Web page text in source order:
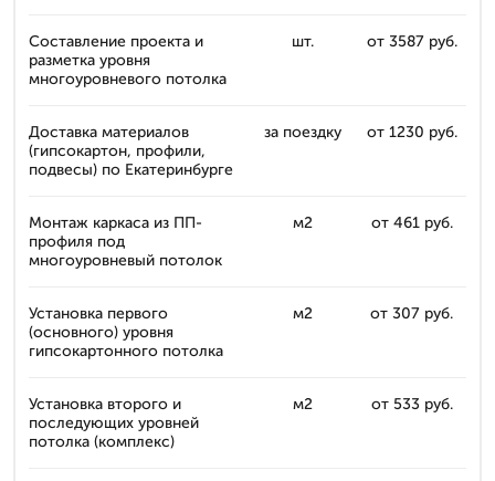
Составление проекта и
разметка уровня
многоуровневого потолка
шт. от 3587 руб.
Доставка материалов
(гипсокартон, профили,
подвесы) по Екатеринбурге
за поездку от 1230 руб.
Монтаж каркаса из ПП-
профиля под
многоуровневый потолок
м2 от 461 руб.
Установка первого
(основного) уровня
гипсокартонного потолка
м2 от 307 руб.
Установка второго и
последующих уровней
потолка (комплекc)
м2 от 533 руб.